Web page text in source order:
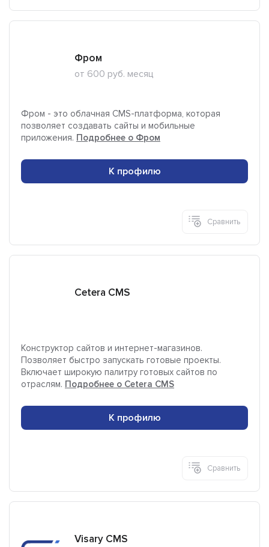
Фром
от 600 руб. месяц
Фром - это облачная CMS-платформа, которая
позволяет создавать сайты и мобильные
приложения. Подробнее о Фром
К профилю
Сравнить
Cetera CMS
Конструктор сайтов и интернет-магазинов.
Позволяет быстро запускать готовые проекты.
Включает широкую палитру готовых сайтов по
отраслям. Подробнее о Cetera CMS
К профилю
Сравнить
Visary CMS